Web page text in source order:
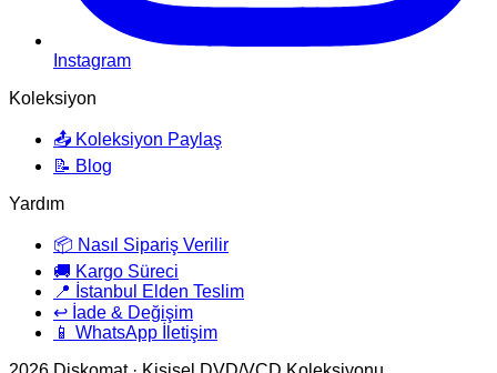
Instagram
Koleksiyon
📤 Koleksiyon Paylaş
📝 Blog
Yardım
📦 Nasıl Sipariş Verilir
🚚 Kargo Süreci
📍 İstanbul Elden Teslim
↩️ İade & Değişim
📱 WhatsApp İletişim